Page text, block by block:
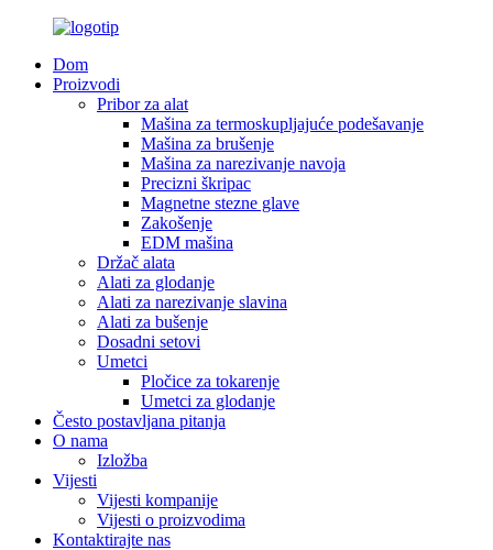
Dom
Proizvodi
Pribor za alat
Mašina za termoskupljajuće podešavanje
Mašina za brušenje
Mašina za narezivanje navoja
Precizni škripac
Magnetne stezne glave
Zakošenje
EDM mašina
Držač alata
Alati za glodanje
Alati za narezivanje slavina
Alati za bušenje
Dosadni setovi
Umetci
Pločice za tokarenje
Umetci za glodanje
Često postavljana pitanja
O nama
Izložba
Vijesti
Vijesti kompanije
Vijesti o proizvodima
Kontaktirajte nas